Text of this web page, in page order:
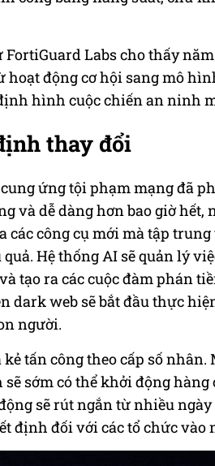
Labs cho thấy năm
động cơ hội sang mô
hình cuộc chiến an ninh
thay đổi
ứng tội phạm mạng đã
và dễ dàng hơn bao giờ hết,
công cụ mới mà tập
Hệ thống AI sẽ quản lý
tạo ra các cuộc đàm phán
web sẽ bắt đầu thực
người.
tấn công theo cấp số nhân.
sớm có thể khởi động
sẽ rút ngắn từ nhiều
định đối với các tổ chức vào